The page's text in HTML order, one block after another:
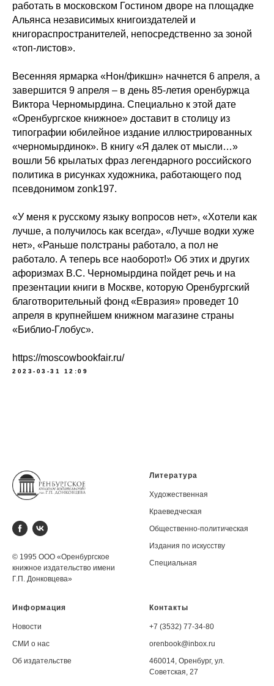
работать в московском Гостином дворе на площадке
Альянса независимых книгоиздателей и
книгораспространителей, непосредственно за зоной
«топ-листов».
Весенняя ярмарка «Нон/фикшн» начнется 6 апреля, а
завершится 9 апреля – в день 85-летия оренбуржца
Виктора Черномырдина. Специально к этой дате
«Оренбургское книжное» доставит в столицу из
типографии юбилейное издание иллюстрированных
«черномырдинок». В книгу «Я далек от мысли…»
вошли 56 крылатых фраз легендарного российского
политика в рисунках художника, работающего под
псевдонимом zonk197.
«У меня к русскому языку вопросов нет», «Хотели как
лучше, а получилось как всегда», «Лучше водки хуже
нет», «Раньше полстраны работало, а пол не
работало. А теперь все наоборот!» Об этих и других
афоризмах В.С. Черномырдина пойдет речь и на
презентации книги в Москве, которую Оренбургский
благотворительный фонд «Евразия» проведет 10
апреля в крупнейшем книжном магазине страны
«Библио-Глобус».
https://moscowbookfair.ru/
2023-03-31 12:09
© 1995 ООО «Оренбургское
книжное издательство имени
Г.П. Донковцева»
Литература
Художественная
Краеведческая
Общественно-политическая
Издания по искусству
Специальная
Информация
Новости
СМИ о нас
Об издательстве
Контакты
+7 (3532) 77-34-80
orenbook@inbox.ru
460014, Оренбург, ул.
Советская, 27